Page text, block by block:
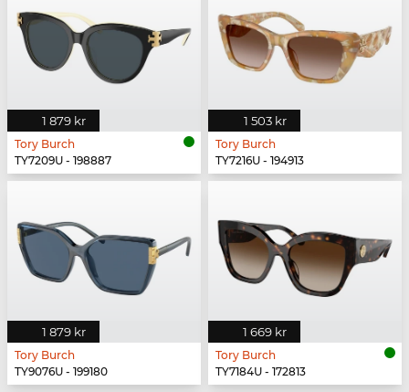
1 879 kr
Tory Burch
TY7209U - 198887
1 503 kr
Tory Burch
TY7216U - 194913
1 879 kr
Tory Burch
TY9076U - 199180
1 669 kr
Tory Burch
TY7184U - 172813